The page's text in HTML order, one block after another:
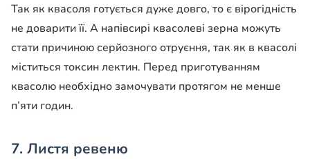
Так як квасоля готується дуже довго, то є вірогідність
не доварити її. А напівсирі квасолеві зерна можуть
стати причиною серйозного отруєння, так як в квасолі
міститься токсин лектин. Перед приготуванням
квасолю необхідно замочувати протягом не менше
п’яти годин.
7. Листя ревеню